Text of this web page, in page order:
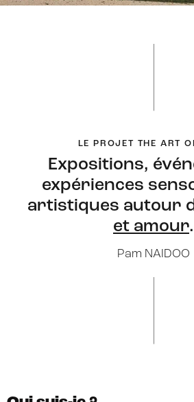
LE PROJET THE ART
Expositions,
expériences
artistiques autour
et amour.
Pam NAIDOO